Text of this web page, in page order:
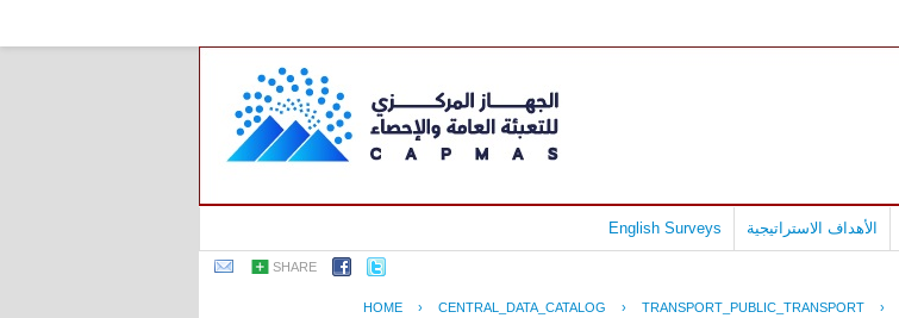
الأهداف الاستراتيجية English Surveys
SHARE
HOME › CENTRAL_DATA_CATALOG › TRANSPORT_PUBLIC_TRANSPORT ›